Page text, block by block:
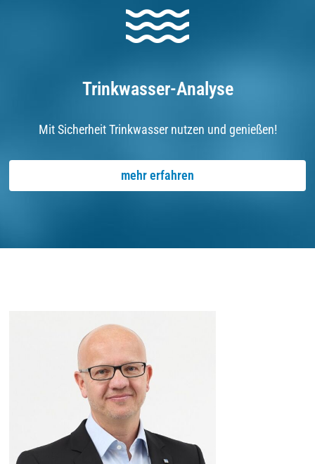
Trinkwasser-Analyse
Mit Sicherheit Trinkwasser nutzen und genießen!
mehr erfahren